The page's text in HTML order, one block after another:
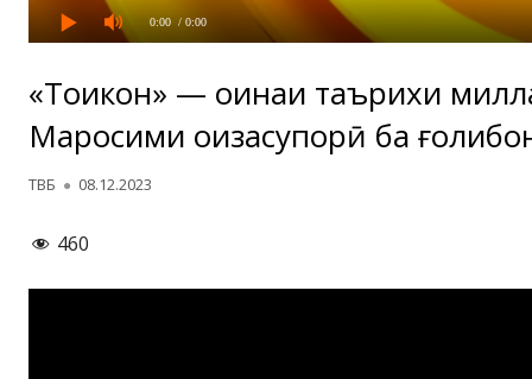
0:00 / 0:00
«Тоҷикон» — оинаи таърихи
Маросими ҷоизасупорӣ ба
Автор
ТВБ Опубликовано
08.12.2023
460